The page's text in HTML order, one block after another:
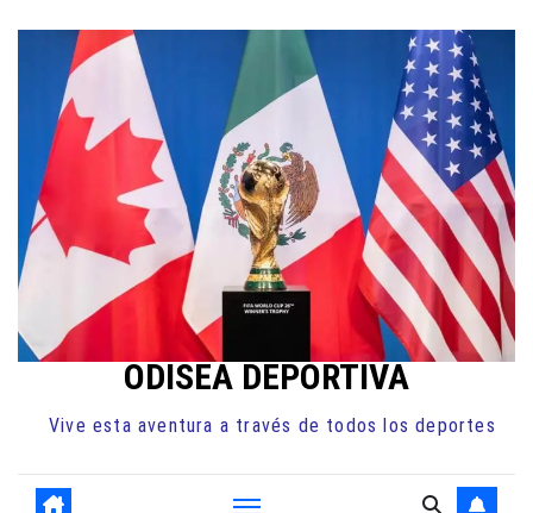
contenido
ODISEA DEPORTIVA
Vive esta aventura a través de todos los deportes